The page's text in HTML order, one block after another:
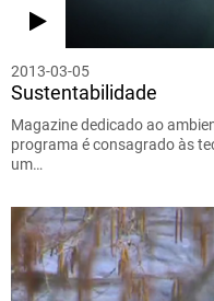
2013-03-05
Sustentabilidade
Magazine dedicado ao
programa é consagrado às
um…